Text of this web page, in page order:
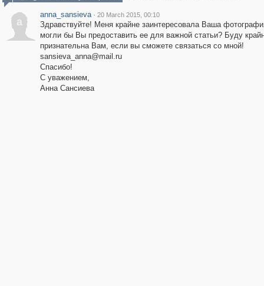
a
anna_sansieva · 20 March 2015, 00:10
Здравствуйте! Меня крайне заинтересовала Ваша
могли бы Вы предоставить ее для важной статьи? Буду
признательна Вам, если вы сможете связаться со мной!
sansieva_anna@mail.ru
Спасибо!
С уважением,
Анна Сансиева